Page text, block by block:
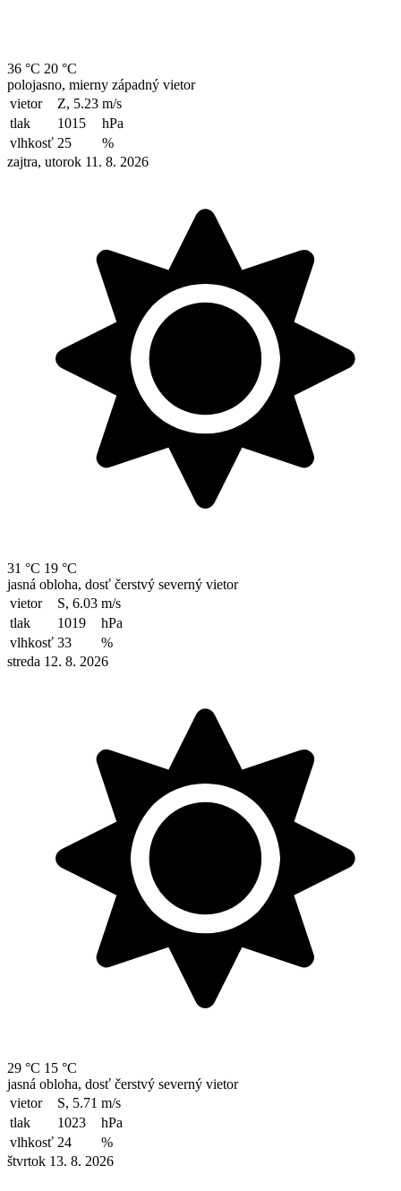
36 °C 20 °C
polojasno, mierny západný vietor
vietor
Z, 5.23 m/s
tlak
1015
hPa
vlhkosť 25
%
zajtra, utorok 11. 8. 2026
31 °C 19 °C
jasná obloha, dosť čerstvý severný vietor
vietor
S, 6.03 m/s
tlak
1019
hPa
vlhkosť 33
%
streda 12. 8. 2026
29 °C 15 °C
jasná obloha, dosť čerstvý severný vietor
vietor
S, 5.71 m/s
tlak
1023
hPa
vlhkosť 24
%
štvrtok 13. 8. 2026